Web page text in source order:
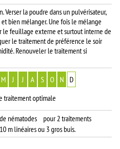
Verser la poudre dans un pulvérisateur,
et bien mélanger. Une fois le mélange
le feuillage externe et surtout interne de
le traitement de préférence le soir
Renouveler le traitement si
M J J A S O N
D
traitement optimale
nématodes pour 2 traitements
m linéaires ou 3 gros buis.